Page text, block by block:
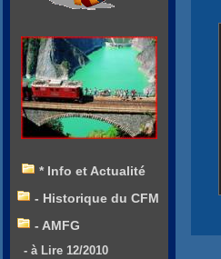
* Info et Actualité
- Historique du CFM
- AMFG
- à Lire 12/2010